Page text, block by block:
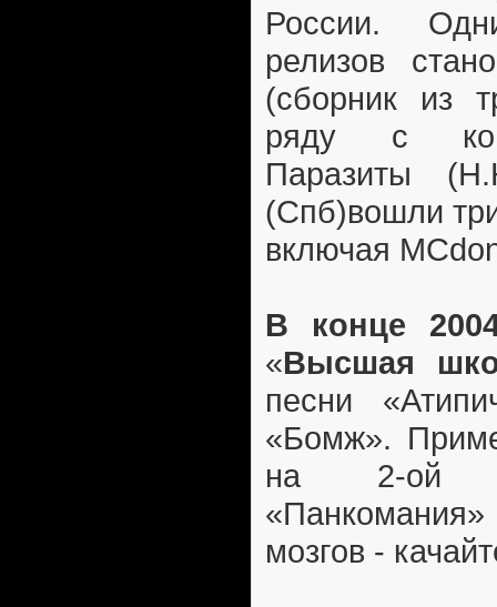
России.
релизов
(сборник из
ряду с
Паразиты
(Спб)вошли
включая
В конце
«Высшая
песни
«Бомж».
на 2-ой
мозгов -